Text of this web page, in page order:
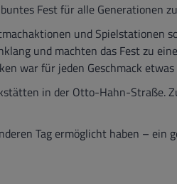
Fest für alle Generationen
und Spielstationen
und machten das Fest zu
war für jeden Geschmack etwas
in der Otto-Hahn-Straße.
Tag ermöglicht haben – ein